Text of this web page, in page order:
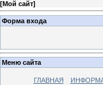
[Мой сайт]
Форма входа
Меню сайта
ГЛАВНАЯ